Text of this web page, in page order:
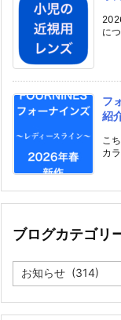
に
フ
紹
こ
カ
ブログカテゴリ
ブ
ロ
カ